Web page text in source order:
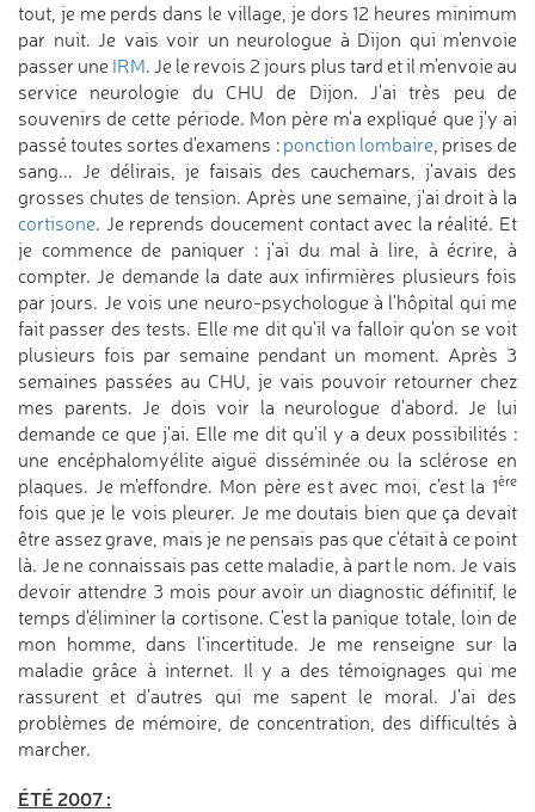
tout, je me perds dans le village, je dors 12 heures minimum
par nuit. Je vais voir un neurologue à Dijon qui m'envoie
passer une IRM. Je le revois 2 jours plus tard et il m'envoie au
service neurologie du CHU de Dijon. J'ai très peu de
souvenirs de cette période. Mon père m'a expliqué que j'y ai
passé toutes sortes d'examens : ponction lombaire, prises de
sang... Je délirais, je faisais des cauchemars, j'avais des
grosses chutes de tension. Après une semaine, j'ai droit à la
cortisone. Je reprends doucement contact avec la réalité. Et
je commence de paniquer : j'ai du mal à lire, à écrire, à
compter. Je demande la date aux infirmières plusieurs fois
par jours. Je vois une neuro-psychologue à l'hôpital qui me
fait passer des tests. Elle me dit qu'il va falloir qu'on se voit
plusieurs fois par semaine pendant un moment. Après 3
semaines passées au CHU, je vais pouvoir retourner chez
mes parents. Je dois voir la neurologue d’abord. Je lui
demande ce que j'ai. Elle me dit qu'il y a deux possibilités :
une encéphalomyélite aiguë disséminée ou la sclérose en
plaques. Je m'effondre. Mon père est avec moi, c'est la 1ère
fois que je le vois pleurer. Je me doutais bien que ça devait
être assez grave, mais je ne pensais pas que c'était à ce point
là. Je ne connaissais pas cette maladie, à part le nom. Je vais
devoir attendre 3 mois pour avoir un diagnostic définitif, le
temps d'éliminer la cortisone. C'est la panique totale, loin de
mon homme, dans l'incertitude. Je me renseigne sur la
maladie grâce à internet. Il y a des témoignages qui me
rassurent et d'autres qui me sapent le moral. J'ai des
problèmes de mémoire, de concentration, des difficultés à
marcher.
ÉTÉ 2007 :